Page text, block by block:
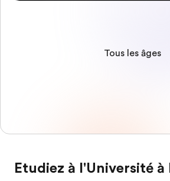
Tous les âges
Etudiez à l'Université à